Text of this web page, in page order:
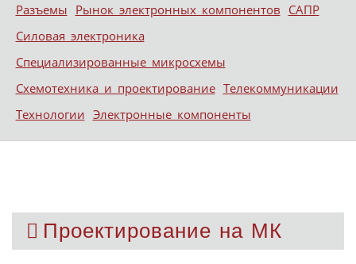
Разъемы Рынок электронных компонентов САПР
Силовая электроника
Специализированные микросхемы
Схемотехника и проектирование Телекоммуникации
Технологии Электронные компоненты
Проектирование на МК